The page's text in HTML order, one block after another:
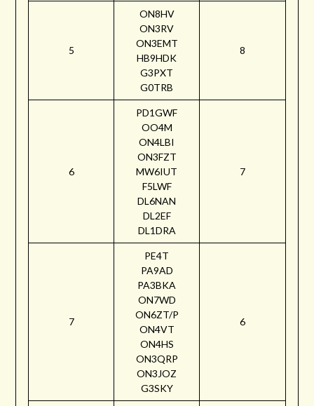
5
ON8HV
ON3RV
ON3EMT
HB9HDK
G3PXT
G0TRB
8
6
PD1GWF
OO4M
ON4LBI
ON3FZT
MW6IUT
F5LWF
DL6NAN
DL2EF
DL1DRA
7
7
PE4T
PA9AD
PA3BKA
ON7WD
ON6ZT/P
ON4VT
ON4HS
ON3QRP
ON3JOZ
G3SKY
6